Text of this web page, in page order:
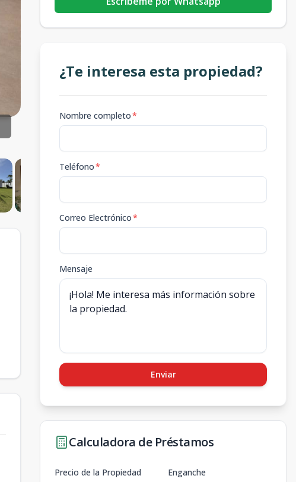
¿Te interesa esta propiedad?
Nombre completo*
Teléfono*
Correo Electrónico*
Mensaje
Enviar
Calculadora de Préstamos
Precio de la Propiedad Enganche